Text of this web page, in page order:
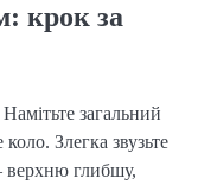
крок за
загальний
Злегка звузьте
верхню глибшу,